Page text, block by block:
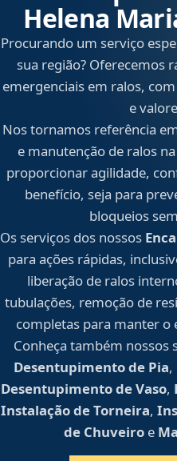
Helena
Procurando um serviço
sua região? Oferecemos
emergenciais em ralos,
e
Nos tornamos referência
e manutenção de ralos
proporcionar agilidade,
benefício, seja para
bloqueios
Os serviços dos nossos
para ações rápidas,
liberação de ralos
tubulações, remoção de
completas para manter o
Conheça também nossos
Desentupimento de Pia,
Desentupimento de Vaso,
Instalação de Torneira,
de Chuveiro e